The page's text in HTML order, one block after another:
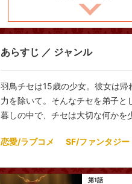
あらすじ ／ ジャンル
羽鳥チセは15歳の少女。彼女は
力を除いて。そんなチセを弟子
暮しの中で、チセは大切な何かを
恋愛/ラブコメ SF/ファンタジー
第1話